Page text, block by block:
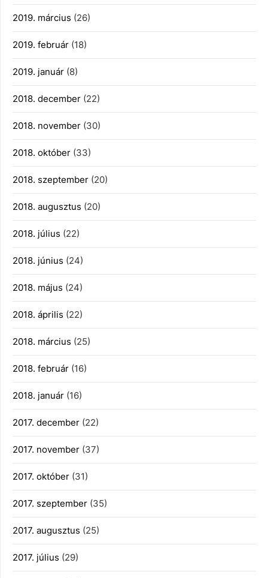
2019. március (26)
2019. február (18)
2019. január (8)
2018. december (22)
2018. november (30)
2018. október (33)
2018. szeptember (20)
2018. augusztus (20)
2018. július (22)
2018. június (24)
2018. május (24)
2018. április (22)
2018. március (25)
2018. február (16)
2018. január (16)
2017. december (22)
2017. november (37)
2017. október (31)
2017. szeptember (35)
2017. augusztus (25)
2017. július (29)